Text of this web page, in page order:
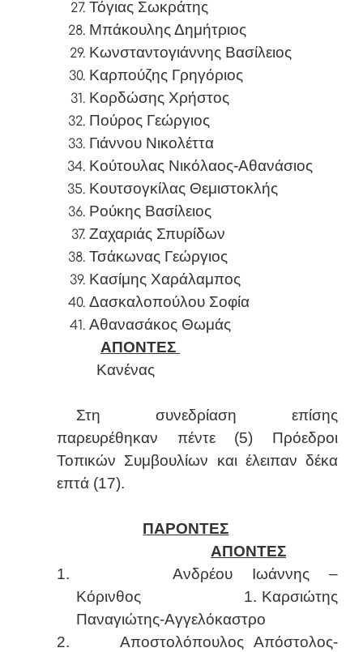
Τόγιας Σωκράτης
Μπάκουλης Δημήτριος
Κωνσταντογιάννης Βασίλειος
Καρπούζης Γρηγόριος
Κορδώσης Χρήστος
Πούρος Γεώργιος
Γιάννου Νικολέττα
Κούτουλας Νικόλαος-Αθανάσιος
Κουτσογκίλας Θεμιστοκλής
Ρούκης Βασίλειος
Ζαχαριάς Σπυρίδων
Τσάκωνας Γεώργιος
Κασίμης Χαράλαμπος
Δασκαλοπούλου Σοφία
Αθανασάκος Θωμάς
ΑΠΟΝΤΕΣ
Kανένας
Στη συνεδρίαση επίσης
παρευρέθηκαν πέντε (5) Πρόεδροι
Τοπικών Συμβουλίων και έλειπαν δέκα
επτά (17).
ΠΑΡΟΝΤΕΣ
ΑΠΟΝΤΕΣ
1.
Ανδρέου Ιωάννης –
Κόρινθος 1. Καρσιώτης
Παναγιώτης-Αγγελόκαστρο
2.
Αποστολόπουλος Απόστολος-